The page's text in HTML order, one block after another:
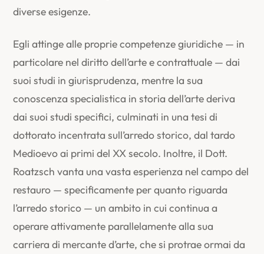
diverse esigenze.
Egli attinge alle proprie competenze giuridiche — in
particolare nel diritto dell’arte e contrattuale — dai
suoi studi in giurisprudenza, mentre la sua
conoscenza specialistica in storia dell’arte deriva
dai suoi studi specifici, culminati in una tesi di
dottorato incentrata sull’arredo storico, dal tardo
Medioevo ai primi del XX secolo. Inoltre, il Dott.
Roatzsch vanta una vasta esperienza nel campo del
restauro — specificamente per quanto riguarda
l’arredo storico — un ambito in cui continua a
operare attivamente parallelamente alla sua
carriera di mercante d’arte, che si protrae ormai da